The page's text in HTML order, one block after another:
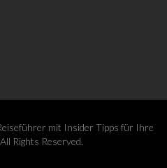
mit Insider Tipps für Ihre
Rights Reserved.